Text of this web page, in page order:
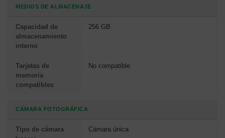
MEDIOS DE ALMACENAJE
Capacidad de
almacenamiento
interno
256 GB
Tarjetas de
memoria
compatibles
No compatible
CÁMARA FOTOGRÁFICA
Tipo de cámara
Cámara única